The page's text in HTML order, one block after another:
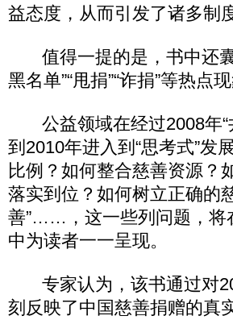
益态度，从而引发了诸多制
值得一提的是，书中还囊
黑名单”“甩捐”“诈捐”等热点
公益领域在经过2008年“
到2010年进入到“思考式”发
比例？如何整合慈善资源？
落实到位？如何树立正确的
善”……，这一些列问题，将
中为读者一一呈现。
专家认为，该书通过对
刻反映了中国慈善捐赠的真